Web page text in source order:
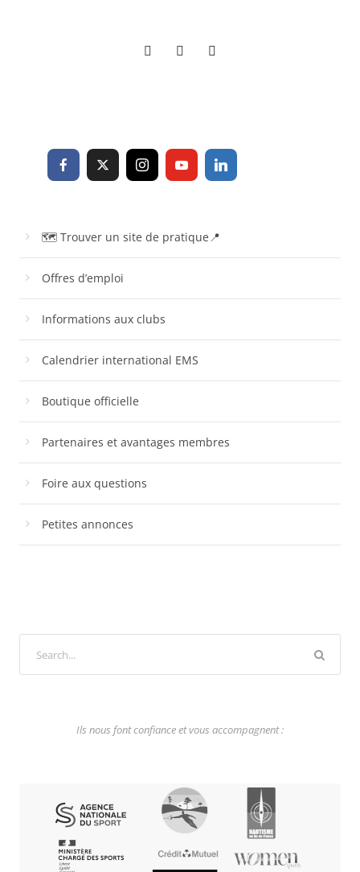
🗺 Trouver un site de pratique📍
Offres d’emploi
Informations aux clubs
Calendrier international EMS
Boutique officielle
Partenaires et avantages membres
Foire aux questions
Petites annonces
Ils nous font confiance et vous accompagnent :